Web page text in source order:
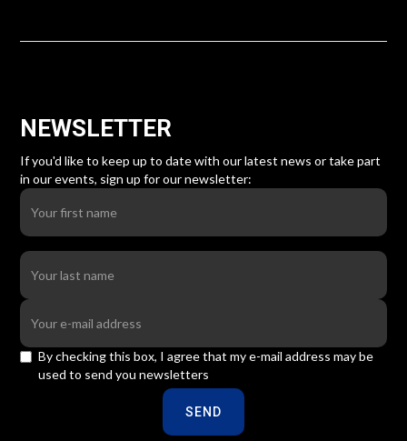
NEWSLETTER
If you'd like to keep up to date with our latest news or take part
in our events, sign up for our newsletter:
By checking this box, I agree that my e-mail address may be
used to send you newsletters